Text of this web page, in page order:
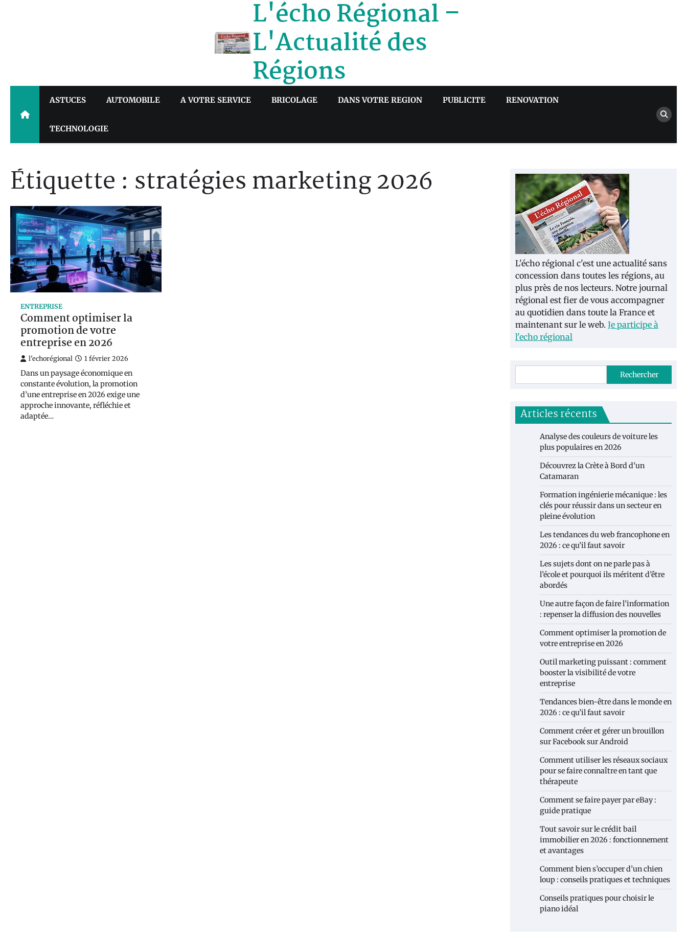
L'écho Régional –
L'Actualité des
Régions
ASTUCES AUTOMOBILE A VOTRE SERVICE BRICOLAGE DANS VOTRE REGION PUBLICITE RENOVATION
TECHNOLOGIE
Étiquette : stratégies marketing 2026
ENTREPRISE
Comment optimiser la
promotion de votre
entreprise en 2026
l'echorégional 1 février 2026
Dans un paysage économique en
constante évolution, la promotion
d’une entreprise en 2026 exige une
approche innovante, réfléchie et
adaptée…
L'écho régional c'est une actualité sans
concession dans toutes les régions, au
plus près de nos lecteurs. Notre journal
régional est fier de vous accompagner
au quotidien dans toute la France et
maintenant sur le web. Je participe à
l'echo régional
Rechercher
Articles récents
Analyse des couleurs de voiture les
plus populaires en 2026
Découvrez la Crète à Bord d’un
Catamaran
Formation ingénierie mécanique : les
clés pour réussir dans un secteur en
pleine évolution
Les tendances du web francophone en
2026 : ce qu’il faut savoir
Les sujets dont on ne parle pas à
l’école et pourquoi ils méritent d’être
abordés
Une autre façon de faire l’information
: repenser la diffusion des nouvelles
Comment optimiser la promotion de
votre entreprise en 2026
Outil marketing puissant : comment
booster la visibilité de votre
entreprise
Tendances bien-être dans le monde en
2026 : ce qu’il faut savoir
Comment créer et gérer un brouillon
sur Facebook sur Android
Comment utiliser les réseaux sociaux
pour se faire connaître en tant que
thérapeute
Comment se faire payer par eBay :
guide pratique
Tout savoir sur le crédit bail
immobilier en 2026 : fonctionnement
et avantages
Comment bien s’occuper d’un chien
loup : conseils pratiques et techniques
Conseils pratiques pour choisir le
piano idéal